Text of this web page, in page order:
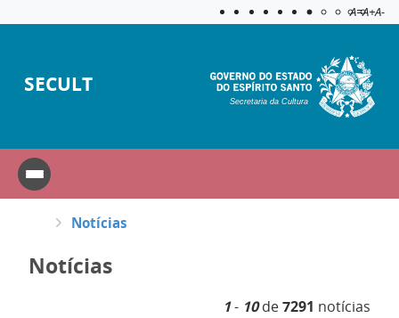
Aplicar
A=A+A-
SECULT
Secretaria da Cultura
Notícias
Notícias
1- 10de7291 notícias